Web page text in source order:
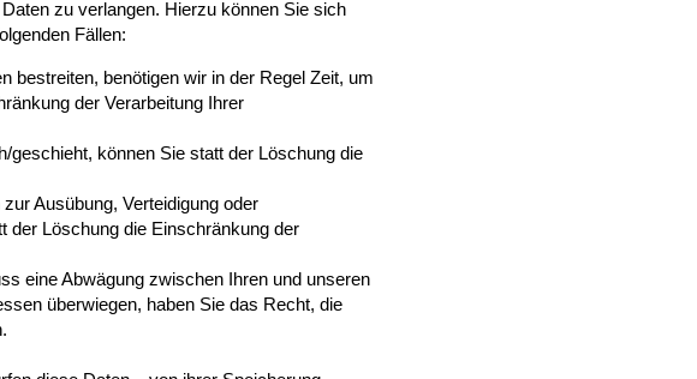
zu verlangen. Hierzu können Sie sich
Fällen:
bestreiten, benötigen wir in der Regel Zeit, um
der Verarbeitung Ihrer
geschieht, können Sie statt der Löschung die
Ausübung, Verteidigung oder
der Löschung die Einschränkung der
eine Abwägung zwischen Ihren und unseren
überwiegen, haben Sie das Recht, die